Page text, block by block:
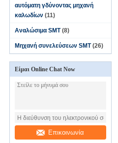
αυτόματη γδύνοντας μηχανή
καλωδίων (11)
Αναλώσιμα SMT (8)
Μηχανή συνελεύσεων SMT (26)
Είμαι Online Chat Now
Επικοινωνία